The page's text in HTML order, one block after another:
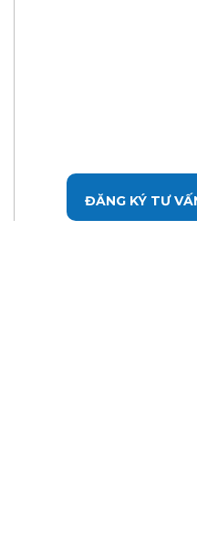
ĐĂNG KÝ TƯ